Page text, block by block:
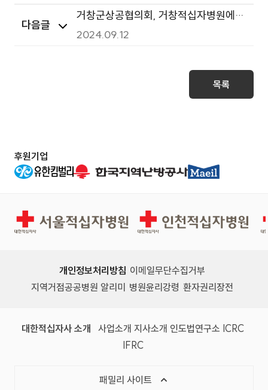
다음글
거창군상공협의회, 거창적십자병원에
휠체어 지원
2024.09.12
목록
후원기업
서울적십자병원 인천적십자병원
개인정보처리방침 이메일무단수집거부
지역거점공공병원 알리미
병원윤리강령 환자권리장전
대한적십자사 소개 사업소개 지사소개 인도법연구소 ICRC
IFRC
패밀리 사이트